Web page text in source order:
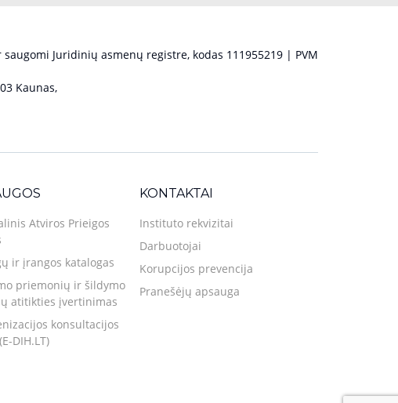
Juridinių asmenų registre, kodas 111955219 | PVM
Kaunas,
Atviros Prieigos
ir įrangos katalogas
priemonių ir šildymo
atitikties įvertinimas
konsultacijos
DIH.LT)
KONTAKTAI
Instituto rekvizitai
Darbuotojai
Korupcijos prevencija
Pranešėjų apsauga